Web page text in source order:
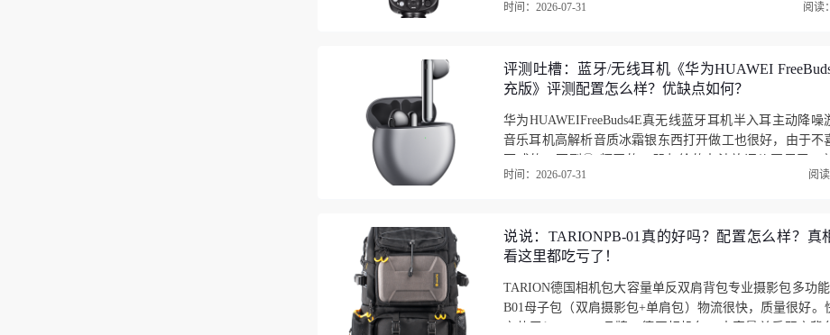
2、仙视A27HA1数码相框成像效果：清晰，很好
动优惠多多！京东商城网购平台打造全新品牌产品质量保
时间：2026-07-31 阅读
评测吐槽：蓝牙/无线耳机《华为HUAWEI
充版》评测配置怎么样？优缺点如何？
华为HUAWEIFreeBuds4E真无线蓝牙耳机半入耳主动降噪
音乐耳机高解析音质冰霜银东西打开做工也很好，由于不
款，收到带上试了一下感觉还可以，后续带时间长一点感
时间：2026-07-31 阅
说说：TARIONPB-01真的好吗？配置怎么样？真
看这里都吃亏了！
TARION德国相机包大容量单反双肩背包专业摄影包多功
B01母子包（双肩摄影包+单肩包）物流很快，质量很好。